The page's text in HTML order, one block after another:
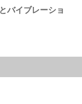
バイブレーショ